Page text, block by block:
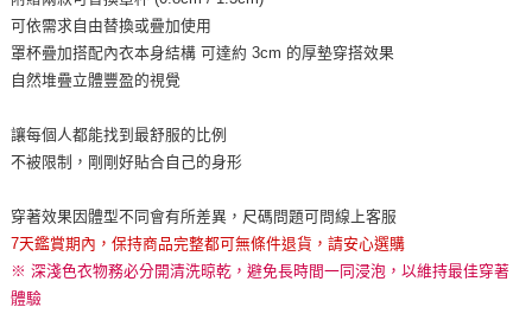
可依需求自由替換或疊加使用
罩杯疊加搭配內衣本身結構 可達約 3cm 的厚墊穿搭效果
自然堆疊立體豐盈的視覺
讓每個人都能找到最舒服的比例
不被限制，剛剛好貼合自己的身形
穿著效果因體型不同會有所差異，尺碼問題可問線上客服
7天鑑賞期內，保持商品完整都可無條件退貨，請安心選購
※ 深淺色衣物務必分開清洗晾乾，避免長時間一同浸泡，以維持最佳穿著
體驗